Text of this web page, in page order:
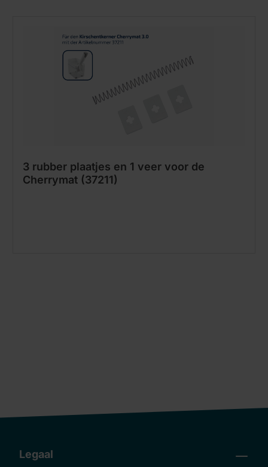
3 rubber plaatjes en 1 veer voor de
Cherrymat (37211)
Legaal